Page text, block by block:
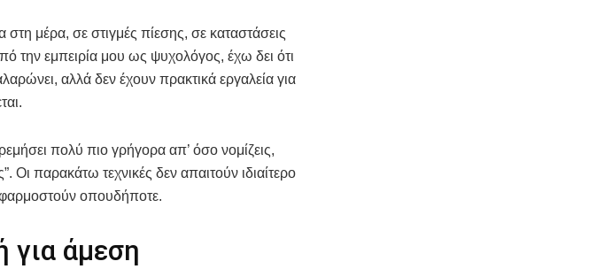
στη μέρα, σε στιγμές πίεσης, σε καταστάσεις
την εμπειρία μου ως ψυχολόγος, έχω δει ότι
αλλά δεν έχουν πρακτικά εργαλεία για
πολύ πιο γρήγορα απ’ όσο νομίζεις,
Οι παρακάτω τεχνικές δεν απαιτούν ιδιαίτερο
οπουδήποτε.
για άμεση